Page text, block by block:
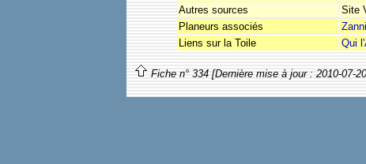
Autres sources
Site
Planeurs associés
Liens sur la Toile
Qui
Fiche n° 334 [Dernière mise à jour : 2010-07-